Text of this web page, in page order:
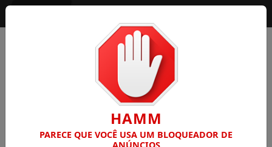
HAMM
PARECE QUE VOCÊ USA UM BLOQUEADOR DE